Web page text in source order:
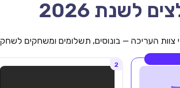
לשנת 2026
צוות העריכה — בונוסים, תשלומים ומשחקים
2